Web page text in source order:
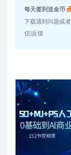
每天签到送金币
下载遇到问题或
信)反馈